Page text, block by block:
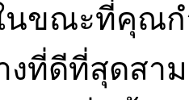
นขณะที่คุณก
งที่ดีที่สุดสา